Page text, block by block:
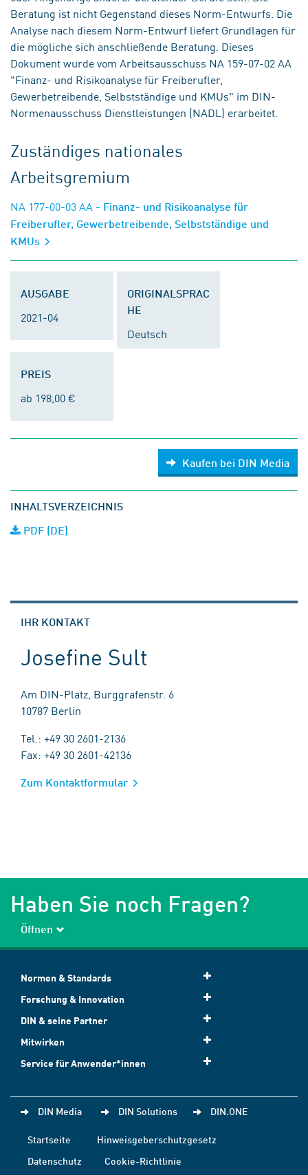
Beratung ist nicht Gegenstand dieses Norm-Entwurfs. Die
Analyse nach diesem Norm-Entwurf liefert Grundlagen für
die mögliche sich anschließende Beratung. Dieses
Dokument wurde vom Arbeitsausschuss NA 159-07-02 AA
"Finanz- und Risikoanalyse für Freiberufler,
Gewerbetreibende, Selbstständige und KMUs" im DIN-
Normenausschuss Dienstleistungen (NADL) erarbeitet.
Zuständiges nationales
Arbeitsgremium
NA 177-00-03 AA - Finanz- und Risikoanalyse für
Freiberufler, Gewerbetreibende, Selbstständige und
KMUs
AUSGABE
2021-04
ORIGINALSPRAC
HE
Deutsch
PREIS
ab 198,00 €
Kaufen bei DIN Media
INHALTSVERZEICHNIS
PDF (DE)
IHR KONTAKT
Josefine Sult
Am DIN-Platz, Burggrafenstr. 6
10787 Berlin
Tel.: +49 30 2601-2136
Fax: +49 30 2601-42136
Zum Kontaktformular
Haben Sie noch Fragen?
Öffnen
Normen & Standards
Forschung & Innovation
DIN & seine Partner
Mitwirken
Service für Anwender*innen
DIN Media DIN Solutions DIN.ONE
Startseite
Hinweisgeberschutzgesetz
Datenschutz
Cookie-Richtlinie